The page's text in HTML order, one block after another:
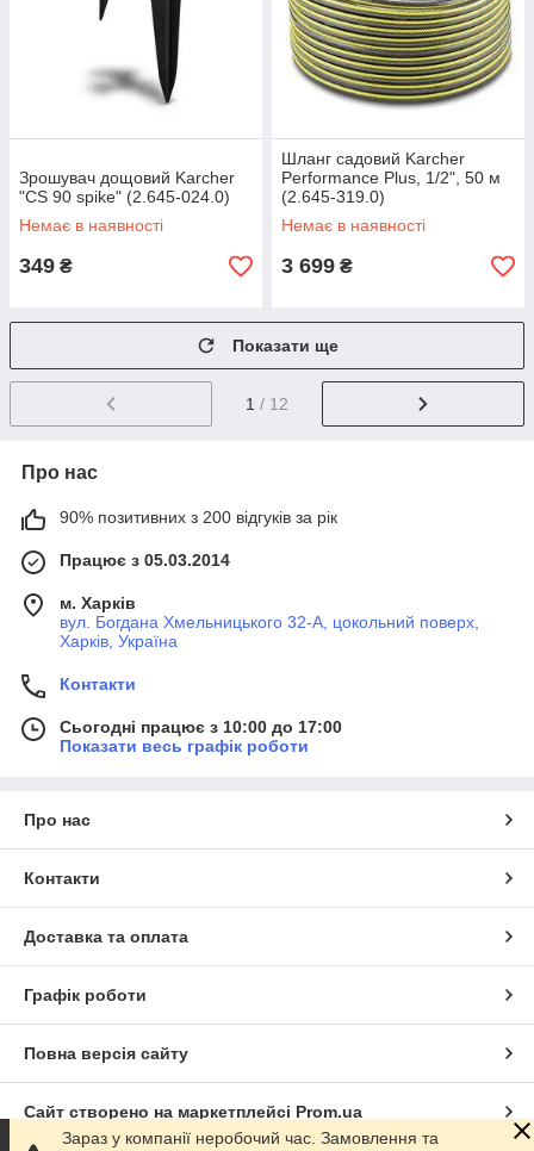
Зрошувач дощовий Karcher
"CS 90 spike" (2.645-024.0)
Немає в наявності
349 ₴
Шланг садовий Karcher
Performance Plus, 1/2", 50 м
(2.645-319.0)
Немає в наявності
3 699 ₴
Показати ще
1 / 12
Про нас
90% позитивних з 200 відгуків за рік
Працює з 05.03.2014
м. Харків
вул. Богдана Хмельницького 32-А, цокольний поверх,
Харків, Україна
Контакти
Сьогодні працює з 10:00 до 17:00
Показати весь графік роботи
Про нас
Контакти
Доставка та оплата
Графік роботи
Повна версія сайту
Сайт створено на маркетплейсі Prom.ua
Зараз у компанії неробочий час. Замовлення та